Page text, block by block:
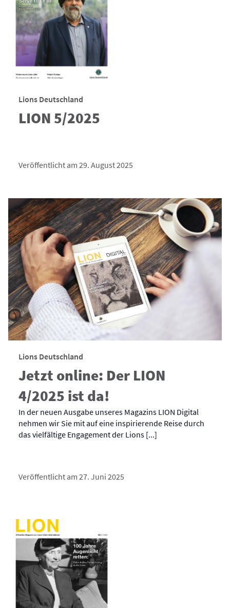
Lions Deutschland
LION 5/2025
Veröffentlicht am 29. August 2025
Lions Deutschland
Jetzt online: Der LION
4/2025 ist da!
In der neuen Ausgabe unseres Magazins LION Digital
nehmen wir Sie mit auf eine inspirierende Reise durch
das vielfältige Engagement der Lions [...]
Veröffentlicht am 27. Juni 2025